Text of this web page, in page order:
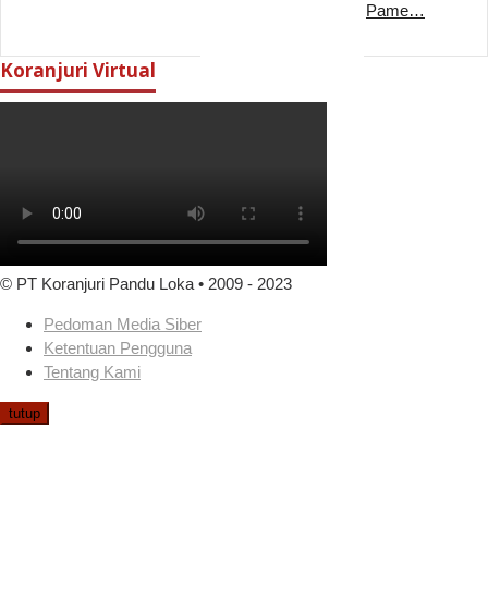
Pame…
Koranjuri Virtual
© PT Koranjuri Pandu Loka • 2009 - 2023
Pedoman Media Siber
Ketentuan Pengguna
Tentang Kami
tutup